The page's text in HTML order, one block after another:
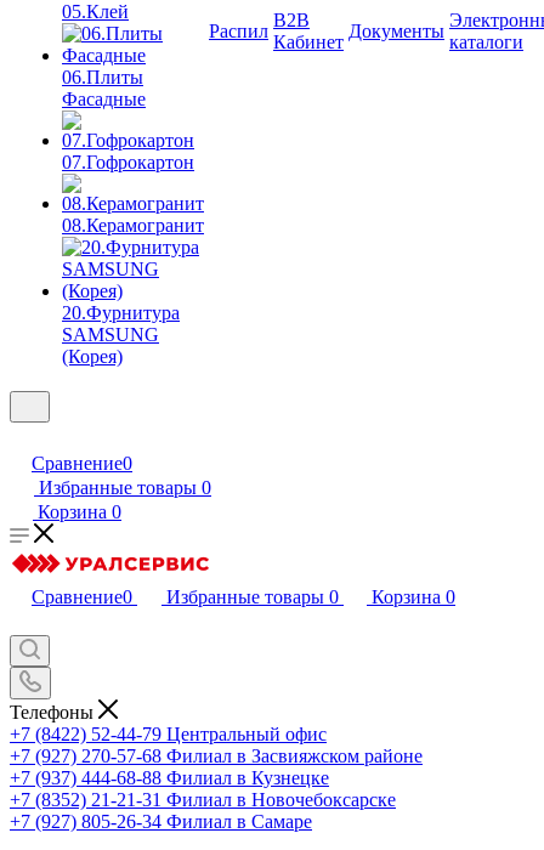
05.Клей
06.Плиты
Фасадные
07.Гофрокартон
08.Керамогранит
20.Фурнитура
SAMSUNG
(Корея)
Распил
B2B
Кабинет
Документы
каталоги
Сравнение0
Избранные товары 0
Корзина 0
Сравнение0 Избранные товары 0 Корзина 0
Телефоны
+7 (8422) 52-44-79 Центральный офис
+7 (927) 270-57-68 Филиал в Засвияжском районе
+7 (937) 444-68-88 Филиал в Кузнецке
+7 (8352) 21-21-31 Филиал в Новочебоксарске
+7 (927) 805-26-34 Филиал в Самаре